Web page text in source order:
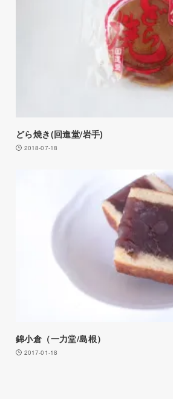
どら焼き(回進堂/岩手)
2018-07-18
錦小倉（一力堂/島根）
2017-01-18